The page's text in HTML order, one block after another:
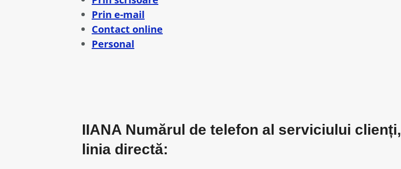
Prin e-mail
Contact online
Personal
IIANA Numărul de telefon al serviciului clienți,
linia directă: